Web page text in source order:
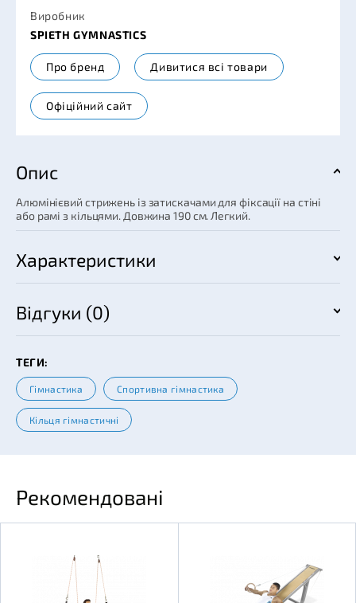
Виробник
SPIETH GYMNASTICS
Про бренд Дивитися всі товари
Офіційний сайт
Опис
Алюмінієвий стрижень із затискачами для фіксації на стіні
або рамі з кільцями. Довжина 190 см. Легкий.
Характеристики
Відгуки (0)
ТЕГИ:
Гімнастика Спортивна гімнастика
Кільця гімнастичні
Рекомендовані